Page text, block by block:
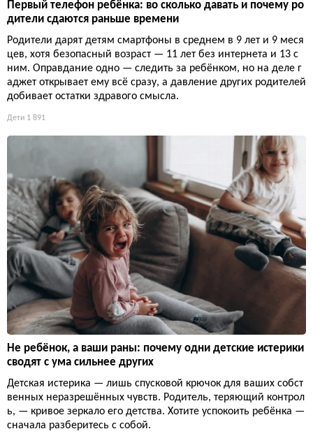
Первый телефон ребёнка: во сколько давать и почему ро
дители сдаются раньше времени
Родители дарят детям смартфоны в среднем в 9 лет и 9 меся
цев, хотя безопасный возраст — 11 лет без интернета и 13 с
ним. Оправдание одно — следить за ребёнком, но на деле г
аджет открывает ему всё сразу, а давление других родителей
добивает остатки здравого смысла.
Дети 1 891
Не ребёнок, а ваши раны: почему одни детские истерики
сводят с ума сильнее других
Детская истерика — лишь спусковой крючок для ваших собст
венных неразрешённых чувств. Родитель, теряющий контрол
ь, — кривое зеркало его детства. Хотите успокоить ребёнка —
сначала разберитесь с собой.